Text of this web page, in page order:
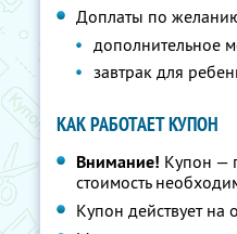
Доплаты по
дополнительное
завтрак для
КАК РАБОТАЕТ КУПОН
Внимание! Купон —
стоимость
Купон действует на